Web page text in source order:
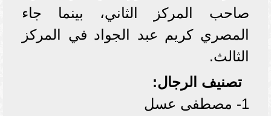
صاحب المركز الثاني، بينما جاء
المصري كريم عبد الجواد في المركز
الثالث.
تصنيف الرجال:
1- مصطفى عسل